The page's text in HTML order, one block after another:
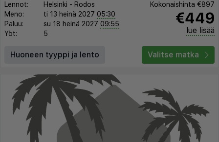
Lennot: Helsinki - Rodos
Meno:
ti 13 heinä 2027 05:30
Paluu:
su 18 heinä 2027 09:55
Yöt:
5
Kokonaishinta €897
€449
lue lisää
Huoneen tyyppi ja lento Valitse matka